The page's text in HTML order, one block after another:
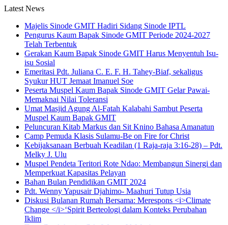
Latest News
Majelis Sinode GMIT Hadiri Sidang Sinode IPTL
Pengurus Kaum Bapak Sinode GMIT Periode 2024-2027
Telah Terbentuk
Gerakan Kaum Bapak Sinode GMIT Harus Menyentuh Isu-
isu Sosial
Emeritasi Pdt. Juliana C. E. F. H. Tahey-Biaf, sekaligus
Syukur HUT Jemaat Imanuel Soe
Peserta Muspel Kaum Bapak Sinode GMIT Gelar Pawai-
Memaknai Nilai Toleransi
Umat Masjid Agung Al-Fatah Kalabahi Sambut Peserta
Muspel Kaum Bapak GMIT
Peluncuran Kitab Markus dan Sit Knino Bahasa Amanatun
Camp Pemuda Klasis Sulamu-Be on Fire for Christ
Kebijaksanaan Berbuah Keadilan (1 Raja-raja 3:16-28) – Pdt.
Melky J. Ulu
Muspel Pendeta Teritori Rote Ndao: Membangun Sinergi dan
Memperkuat Kapasitas Pelayan
Bahan Bulan Pendidikan GMIT 2024
Pdt. Wenny Yapusair Djahimo- Maahuri Tutup Usia
Diskusi Bulanan Rumah Bersama: Merespons <i>Climate
Change </i>‘Spirit Berteologi dalam Konteks Perubahan
Iklim